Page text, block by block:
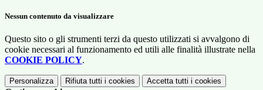
Nessun contenuto da visualizzare
Questo sito o gli strumenti terzi da questo utilizzati si avvalgono di
cookie necessari al funzionamento ed utili alle finalità illustrate nella
COOKIE POLICY.
Personalizza Rifiuta tutti i cookies Accetta tutti i cookies